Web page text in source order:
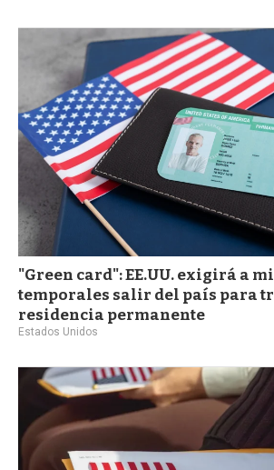
"Green card": EE.UU. exigirá a
temporales salir del país para
residencia permanente
Estados Unidos